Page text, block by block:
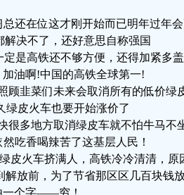
总还在位这才刚开始而已明年过年
解决不了，还好意思自称强国
定是高铁还不够方便，还得加紧多
油啊!中国的高铁全球第一!
顾韭菜们未来会取消所有的低价绿
绿皮火车也要开始涨价了
很多地方取消绿皮车就不怕牛马
然吃香喝辣苦了这基层人民！
绿皮火车挤满人，高铁冷冷清清，原
解放前，为了节省那区区几百块钱
一个字——穷！